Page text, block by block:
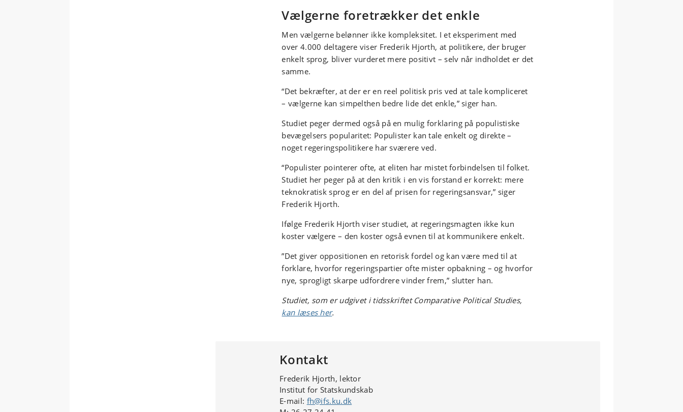
Vælgerne foretrækker det enkle
Men vælgerne belønner ikke kompleksitet. I et eksperiment med
over 4.000 deltagere viser Frederik Hjorth, at politikere, der bruger
enkelt sprog, bliver vurderet mere positivt – selv når indholdet er det
samme.
“Det bekræfter, at der er en reel politisk pris ved at tale kompliceret
– vælgerne kan simpelthen bedre lide det enkle,” siger han.
Studiet peger dermed også på en mulig forklaring på populistiske
bevægelsers popularitet: Populister kan tale enkelt og direkte –
noget regeringspolitikere har sværere ved.
“Populister pointerer ofte, at eliten har mistet forbindelsen til folket.
Studiet her peger på at den kritik i en vis forstand er korrekt: mere
teknokratisk sprog er en del af prisen for regeringsansvar,” siger
Frederik Hjorth.
Ifølge Frederik Hjorth viser studiet, at regeringsmagten ikke kun
koster vælgere – den koster også evnen til at kommunikere enkelt.
”Det giver oppositionen en retorisk fordel og kan være med til at
forklare, hvorfor regeringspartier ofte mister opbakning – og hvorfor
nye, sprogligt skarpe udfordrere vinder frem,” slutter han.
Studiet, som er udgivet i tidsskriftet Comparative Political Studies,
kan læses her.
Kontakt
Frederik Hjorth, lektor
Institut for Statskundskab
E-mail: fh@ifs.ku.dk